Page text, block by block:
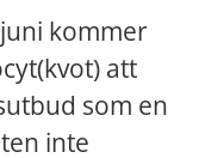
kommer
att
som en
inte